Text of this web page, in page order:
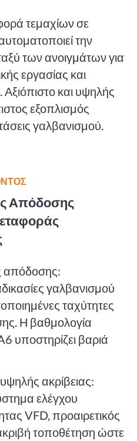
τεμαχίων σε
την
των ανοιγμάτων για
εργασίας και
και υψηλής
εξοπλισμός
γαλβανισμού.
Απόδοσης
απόδοσης:
γαλβανισμού
ταχύτητες
Η βαθμολογία
υποστηρίζει βαριά
ακρίβειας:
ελέγχου
VFD, προαιρετικός
τοποθέτηση ώστε